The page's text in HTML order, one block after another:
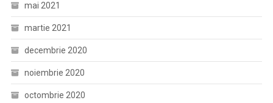
mai 2021
martie 2021
decembrie 2020
noiembrie 2020
octombrie 2020